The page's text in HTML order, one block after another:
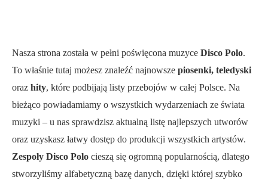
Nasza strona została w pełni poświęcona muzyce Disco Polo.
To właśnie tutaj możesz znaleźć najnowsze piosenki, teledyski
oraz hity, które podbijają listy przebojów w całej Polsce. Na
bieżąco powiadamiamy o wszystkich wydarzeniach ze świata
muzyki – u nas sprawdzisz aktualną listę najlepszych utworów
oraz uzyskasz łatwy dostęp do produkcji wszystkich artystów.
Zespoły Disco Polo cieszą się ogromną popularnością, dlatego
stworzyliśmy alfabetyczną bazę danych, dzięki której szybko